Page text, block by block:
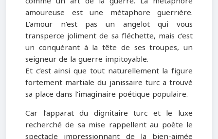
amoureuse est une métaphore guerrière.
L’amour n’est pas un angelot qui vous
transperce joliment de sa fléchette, mais c’est
un conquérant à la tête de ses troupes, un
seigneur de la guerre impitoyable.
Et c’est ainsi que tout naturellement la figure
fortement martiale du janissaire turc a trouvé
sa place dans l’imaginaire poétique populaire.
Car l’apparat du dignitaire turc et le luxe
recherché de sa mise rappellent au poète le